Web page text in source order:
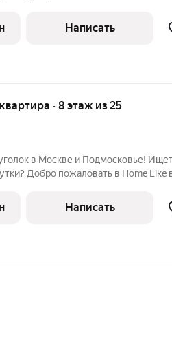
даже
Написать
· 8 этаж из 25
Добро пожаловать в Home Like ваш
даже
Написать